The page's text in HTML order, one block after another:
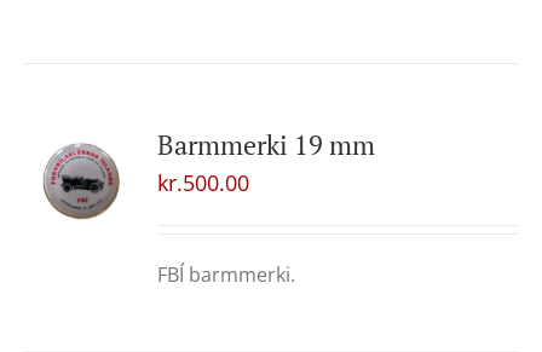
Barmmerki 19 mm
kr.500.00
FBÍ barmmerki.